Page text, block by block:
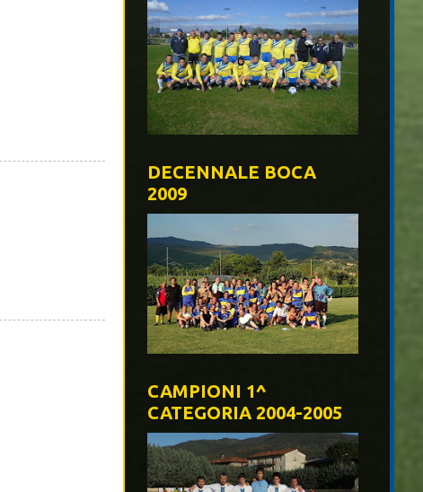
DECENNALE BOCA
2009
CAMPIONI 1^
CATEGORIA 2004-2005